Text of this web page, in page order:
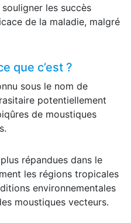
les succès
de la maladie, malgré
que c’est ?
sous le nom de
potentiellement
de moustiques
plus répandues dans le
les régions tropicales
environnementales
moustiques vecteurs.